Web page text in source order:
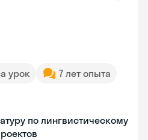
урок
7 лет опыта
по лингвистическому